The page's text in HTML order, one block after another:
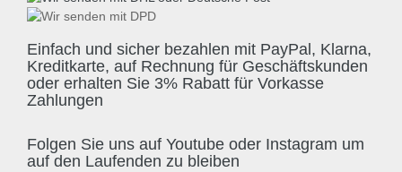
Einfach und sicher bezahlen mit PayPal, Klarna,
Kreditkarte, auf Rechnung für Geschäftskunden
oder erhalten Sie 3% Rabatt für Vorkasse
Zahlungen
Folgen Sie uns auf Youtube oder Instagram um
auf den Laufenden zu bleiben